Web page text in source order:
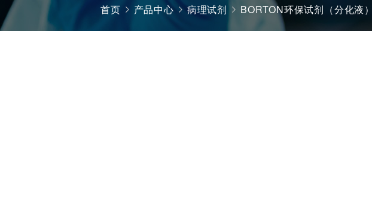
首页 产品中心 病理试剂 BORTON环保试剂（分化液）